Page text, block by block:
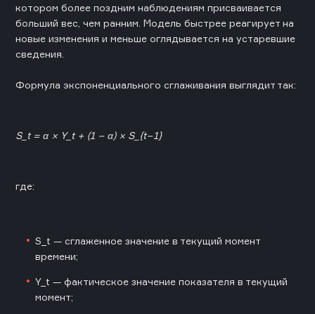
котором более поздним наблюдениям присваивается
больший вес, чем ранним. Модель быстрее реагирует на
новые изменения и меньше оглядывается на устаревшие
сведения.
Формула экспоненциального сглаживания выглядит так:
S_t = α × Y_t + (1 − α) × S_{t−1}
где:
S_t — сглаженное значение в текущий момент
времени;
Y_t — фактическое значение показателя в текущий
момент;